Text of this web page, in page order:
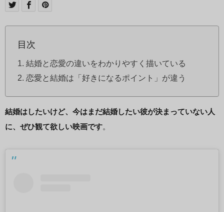
目次
結婚と恋愛の違いをわかりやすく描いている
恋愛と結婚は「好きになるポイント」が違う
結婚はしたいけど、今はまだ結婚したい彼が決まっていない人
に、ぜひ観て欲しい映画です。